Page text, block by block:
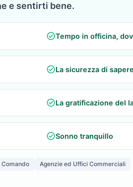
e sentirti bene.
check_circleTempo in officina,
check_circleLa sicurezza di
check_circleLa gratificazione del
check_circleSonno tranquillo
Agenzie ed Uffici Commerciali